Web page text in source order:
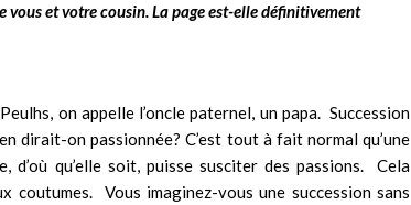
vous et votre cousin. La page est-elle définitivement
on appelle l’oncle paternel, un papa. Succession
dirait-on passionnée? C’est tout à fait normal qu’une
d’où qu’elle soit, puisse susciter des passions. Cela
coutumes. Vous imaginez-vous une succession sans